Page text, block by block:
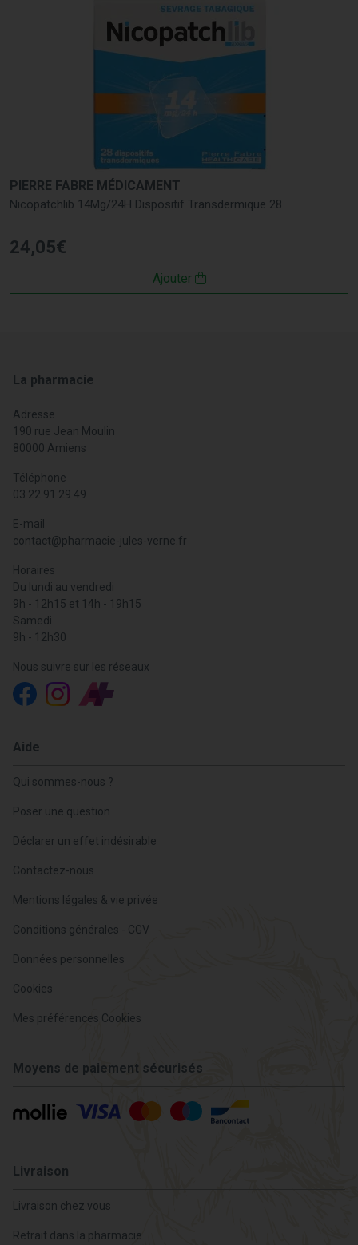
PIERRE FABRE MÉDICAMENT
Nicopatchlib 14Mg/24H Dispositif Transdermique 28
24,05€
Ajouter
La pharmacie
Adresse
190 rue Jean Moulin
80000 Amiens
Téléphone
03 22 91 29 49
E-mail
contact@pharmacie-jules-verne.fr
Horaires
Du lundi au vendredi
9h - 12h15 et 14h - 19h15
Samedi
9h - 12h30
Nous suivre sur les réseaux
Aide
Qui sommes-nous ?
Poser une question
Déclarer un effet indésirable
Contactez-nous
Mentions légales & vie privée
Conditions générales - CGV
Données personnelles
Cookies
Mes préférences Cookies
Moyens de paiement sécurisés
Livraison
Livraison chez vous
Retrait dans la pharmacie